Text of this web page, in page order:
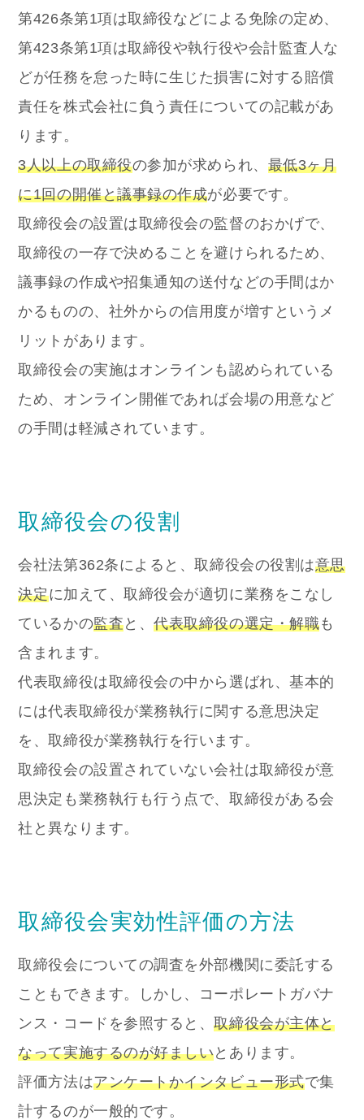
第426条第1項は取締役などによる免除の定め、
第423条第1項は取締役や執行役や会計監査人な
どが任務を怠った時に生じた損害に対する賠償
責任を株式会社に負う責任についての記載があ
ります。
3人以上の取締役の参加が求められ、 最低3ヶ月
に1回の開催と議事録の作成が必要です。
取締役会の設置は取締役会の監督のおかげで、
取締役の一存で決めることを避けられるため、
議事録の作成や招集通知の送付などの手間はか
かるものの、社外からの信用度が増すというメ
リットがあります。
取締役会の実施はオンラインも認められている
ため、オンライン開催であれば会場の用意など
の手間は軽減されています。
取締役会の役割
会社法第362条によると、取締役会の役割は意思
決定に加えて、取締役会が適切に業務をこなし
ているかの監査と、代表取締役の選定・解職も
含まれます。
代表取締役は取締役会の中から選ばれ、基本的
には代表取締役が業務執行に関する意思決定
を、取締役が業務執行を行います。
取締役会の設置されていない会社は取締役が意
思決定も業務執行も行う点で、取締役がある会
社と異なります。
取締役会実効性評価の方法
取締役会についての調査を外部機関に委託する
こともできます。しかし、コーポレートガバナ
ンス・コードを参照すると、取締役会が主体と
なって実施するのが好ましいとあります。
評価方法はアンケートかインタビュー形式で集
計するのが一般的です。